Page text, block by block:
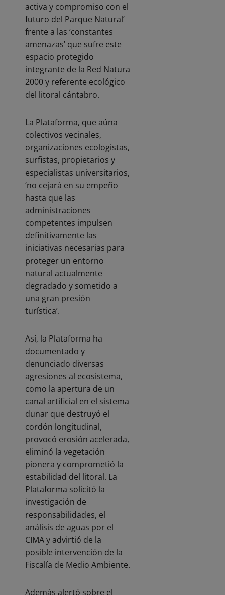
activa y compromiso con el
futuro del Parque Natural’
frente a las ‘constantes
amenazas’ que sufre este
espacio protegido
integrante de la Red Natura
2000 y referente ecológico
del litoral cántabro.
La Plataforma, que aúna
colectivos vecinales,
organizaciones ecologistas,
surfistas, propietarios y
especialistas universitarios,
‘no cejará en su empeño
hasta que las
administraciones
competentes impulsen
definitivamente las
iniciativas necesarias para
proteger un entorno
natural actualmente
degradado y sometido a
una gran presión
turística’.
Así, la Plataforma ha
documentado y
denunciado diversas
agresiones al ecosistema,
como la apertura de un
canal artificial en el sistema
dunar que destruyó el
cordón longitudinal,
provocó erosión acelerada,
eliminó la vegetación
pionera y comprometió la
estabilidad del litoral. La
Plataforma solicitó la
investigación de
responsabilidades, el
análisis de aguas por el
CIMA y advirtió de la
posible intervención de la
Fiscalía de Medio Ambiente.
Además alertó sobre el